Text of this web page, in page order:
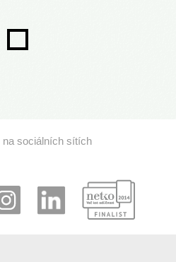
na sociálních sítích